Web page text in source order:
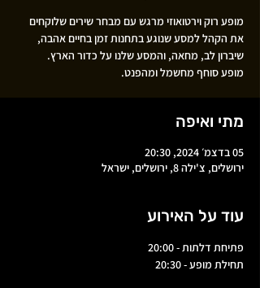
מופע רוק וירטואוזי מרגש עם מבחר שירים שלוקחים
את הקהל למסע שנוגע בתחנות זמן בחיים אהבה,
מופע סוחף מחשמל ומהפנט.
מתי ואיפה
05 בדצמ׳ 2024, 20:30
ירושלים, צ'ילה 8, ירושלים, ישראל
עוד על האירוע
פתיחת דלתות - 20:00
תחילת מופע - 20:30